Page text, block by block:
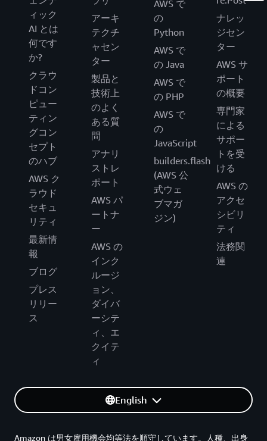
ィック
AI とは
何です
か?
クラウ
ドコン
ピュー
ティン
グコン
セプト
のハブ
AWS ク
ラウド
セキュ
リティ
最新情
報
ブログ
プレス
リリー
ス
アーキ
テクチ
ャセン
ター
製品と
技術上
のよく
ある質
問
アナリ
ストレ
ポート
AWS パ
ートナ
ー
AWS の
インク
ルージ
ョン、
ダイバ
ーシテ
ィ、エ
クイテ
ィ
AWS で
の
Python
AWS で
の Java
AWS で
の PHP
AWS で
の
JavaScript
builders.flash
(AWS 公
式ウェ
ブマガ
ジン)
ナレッ
ジセン
ター
AWS サ
ポート
の概要
専門家
による
サポー
トを受
ける
AWS の
アクセ
シビリ
ティ
法務関
連
English
Amazon は男女雇用機会均等法を順守しています。人種、出身